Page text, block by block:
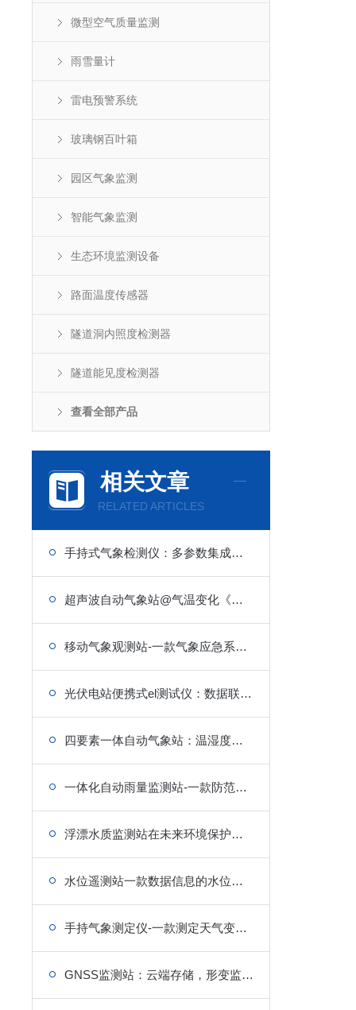
微型空气质量监测
雨雪量计
雷电预警系统
玻璃钢百叶箱
园区气象监测
智能气象监测
生态环境监测设备
路面温度传感器
隧道洞内照度检测器
隧道能见度检测器
查看全部产品
相关文章
RELATED ARTICLES
手持式气象检测仪：多参数集成，户外气象速测设备
超声波自动气象站@气温变化《冬奥新闻》
移动气象观测站-一款气象应急系统监测的便携式气象站
光伏电站便携式el测试仪：数据联网，检测信息云端同步
四要素一体自动气象站：温湿度风速雨量，精准采集无人值守
一体化自动雨量监测站-一款防范暴雨天气的雨量监测站
浮漂水质监测站在未来环境保护领域的发展趋势是怎样的？
水位遥测站一款数据信息的水位监测站2023(水文\热点)
手持气象测定仪-一款测定天气变化的手持气象站
GNSS监测站：云端存储，形变监测精准高效